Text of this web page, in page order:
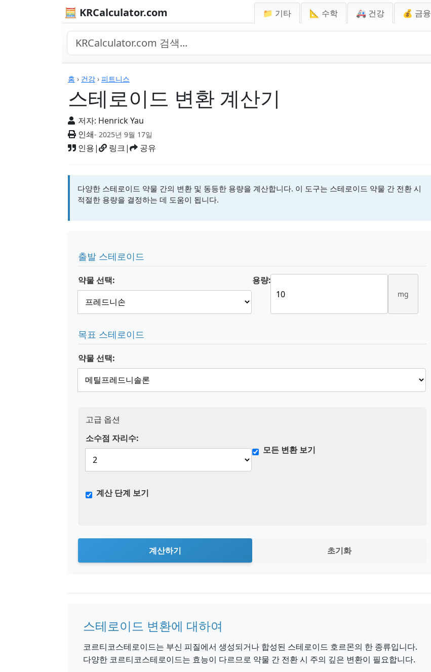
🧮 KRCalculator.com 📁 기타 📐 수학 🚑 건강 💰 금융
홈 › 건강 › 피트니스
스테로이드 변환 계산기
저자: Henrick Yau
인쇄- 2025년 9월 17일
인용| 링크| 공유
계산기
다양한 스테로이드 약물 간의 변환 및 동등한 용량을 계산합니다. 이 도구는 스테로이드 약물 간 전환 시
적절한 용량을 결정하는 데 도움이 됩니다.
출발 스테로이드
약물 선택: 용량:
mg
목표 스테로이드
약물 선택:
고급 옵션
소수점 자리수:
모든 변환 보기
계산 단계 보기
계산하기 초기화
스테로이드 변환에 대하여
코르티코스테로이드는 부신 피질에서 생성되거나 합성된 스테로이드 호르몬의 한 종류입니다.
다양한 코르티코스테로이드는 효능이 다르므로 약물 간 전환 시 주의 깊은 변환이 필요합니다.